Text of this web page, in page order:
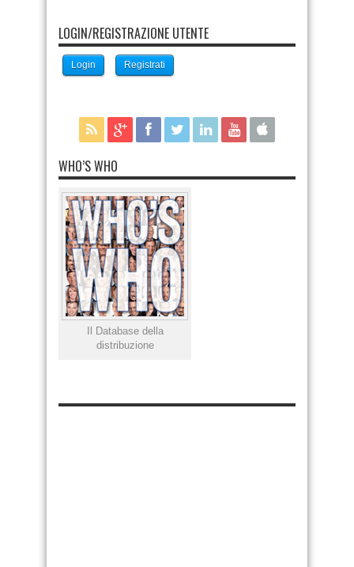
LOGIN/REGISTRAZIONE UTENTE
Login Registrati
WHO’S WHO
Il Database della
distribuzione